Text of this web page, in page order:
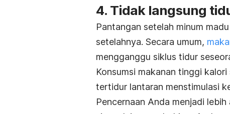
4. Tidak langsung
Pantangan setelah minum
setelahnya. Secara umum,
mengganggu siklus tidur
Konsumsi makanan tinggi
tertidur lantaran menstimulasi
Pencernaan Anda menjadi